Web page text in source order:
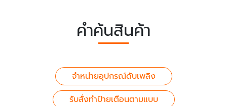
คำค้นสินค้า
จำหน่ายอุปกรณ์ดับเพลิง
รับสั่งทำป้ายเตือนตามแบบ